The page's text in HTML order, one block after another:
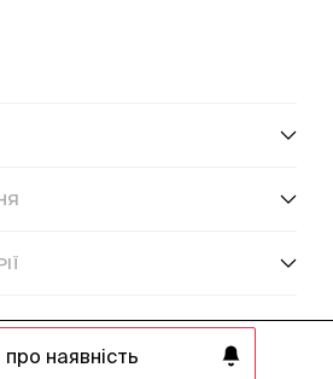
наявність
магазин IPICCADILLY